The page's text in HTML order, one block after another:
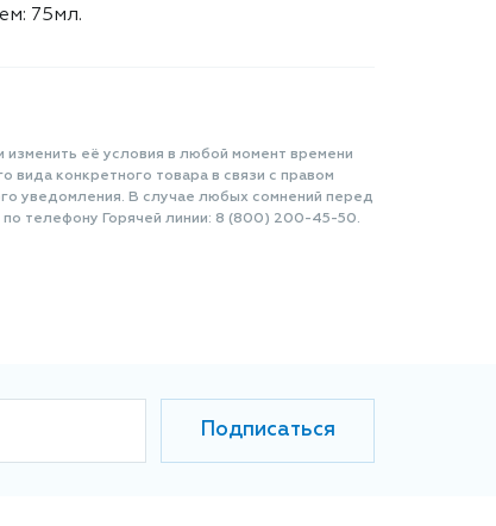
75мл.
изменить её условия в любой момент времени
вида конкретного товара в связи с правом
уведомления. В случае любых сомнений перед
по телефону Горячей линии: 8 (800) 200-45-50.
Подписаться